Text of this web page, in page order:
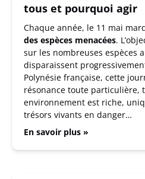
tous et pourquoi agir
Chaque année, le 11 mai
des espèces menacées.
sur les nombreuses espèces
disparaissent
Polynésie française, cette
résonance toute particulière,
environnement est riche,
trésors vivants en danger…
En savoir plus »